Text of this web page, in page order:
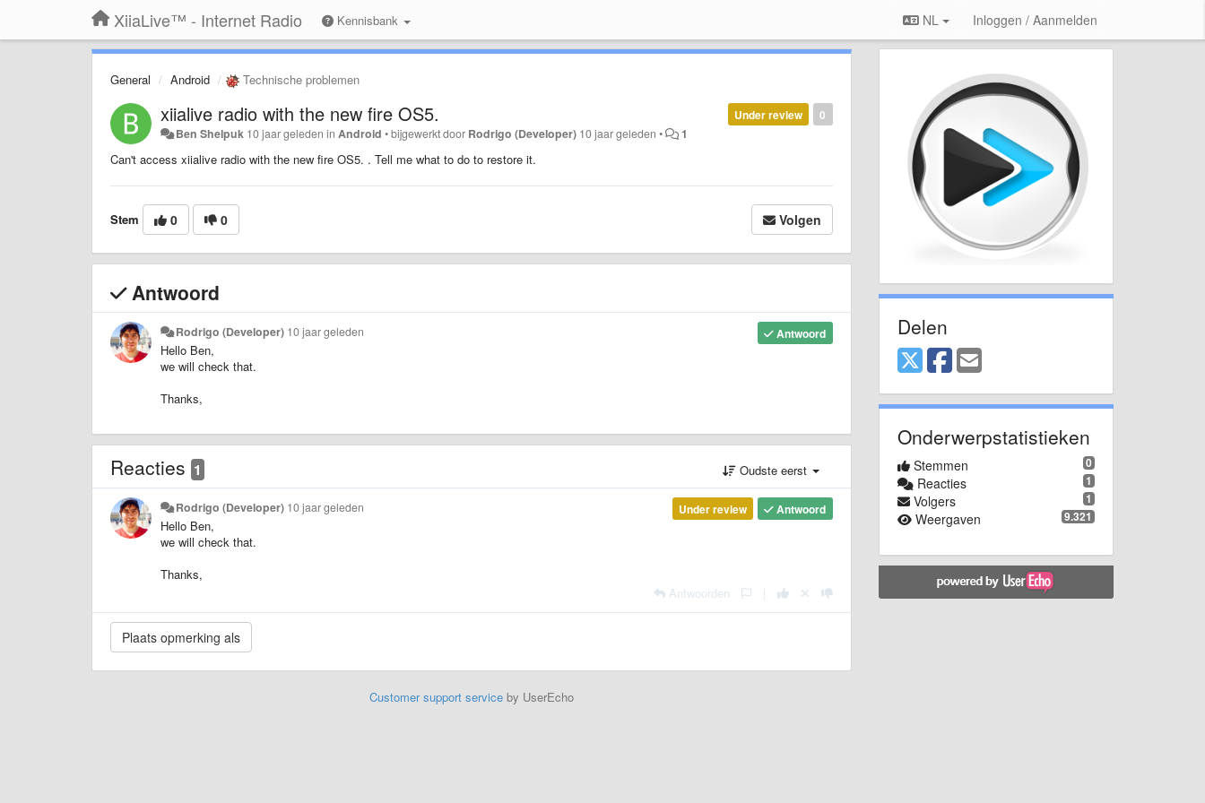
XiiaLive™ - Internet Radio Kennisbank NL Inloggen / Aanmelden
General Android Technische problemen
0
Under review
xiialive radio with the new fire OS5.
Ben Shelpuk 10 jaar geleden in Android •bijgewerkt door Rodrigo (Developer) 10 jaar geleden • 1
Can't access xiialive radio with the new fire OS5. . Tell me what to do to restore it.
Stem 0 0 Volgen
Antwoord
Antwoord
Rodrigo (Developer) 10 jaar geleden
Hello Ben,
we will check that.
Thanks,
Reacties 1 Oudste eerst
Antwoord
Under review
Rodrigo (Developer) 10 jaar geleden
Hello Ben,
we will check that.
Thanks,
Antwoorden
Customer support serviceby UserEcho
Delen
Onderwerpstatistieken
0
Stemmen
1
Reacties
1
Volgers
9.321
Weergaven